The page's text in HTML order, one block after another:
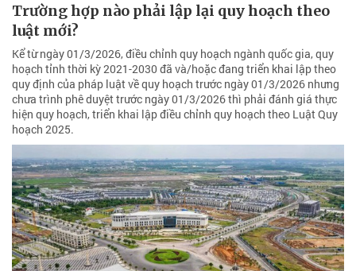
Trường hợp nào phải lập lại quy hoạch theo
luật mới?
Kể từ ngày 01/3/2026, điều chỉnh quy hoạch ngành quốc gia, quy
hoạch tỉnh thời kỳ 2021-2030 đã và/hoặc đang triển khai lập theo
quy định của pháp luật về quy hoạch trước ngày 01/3/2026 nhưng
chưa trình phê duyệt trước ngày 01/3/2026 thì phải đánh giá thực
hiện quy hoạch, triển khai lập điều chỉnh quy hoạch theo Luật Quy
hoạch 2025.